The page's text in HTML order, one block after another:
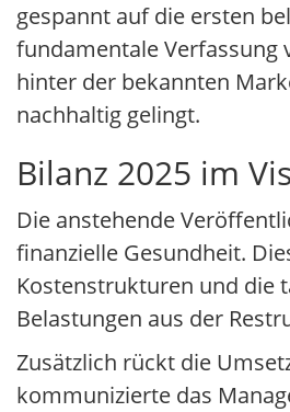
gespannt auf die ersten
fundamentale Verfassung
hinter der bekannten
nachhaltig gelingt.
Bilanz 2025 im
Die anstehende
finanzielle Gesundheit.
Kostenstrukturen und die
Belastungen aus der
Zusätzlich rückt die
kommunizierte das